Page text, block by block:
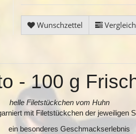
Wunschzettel
- 100 g
helle Filetstückchen vom Huhn
mit Filetstückchen der jeweiligen
ein besonderes Geschmackserlebnis